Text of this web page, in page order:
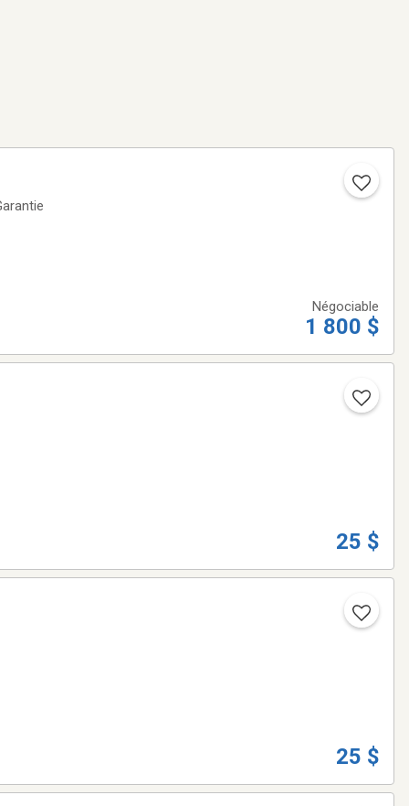
Négociable
1 800 $
25 $
25 $